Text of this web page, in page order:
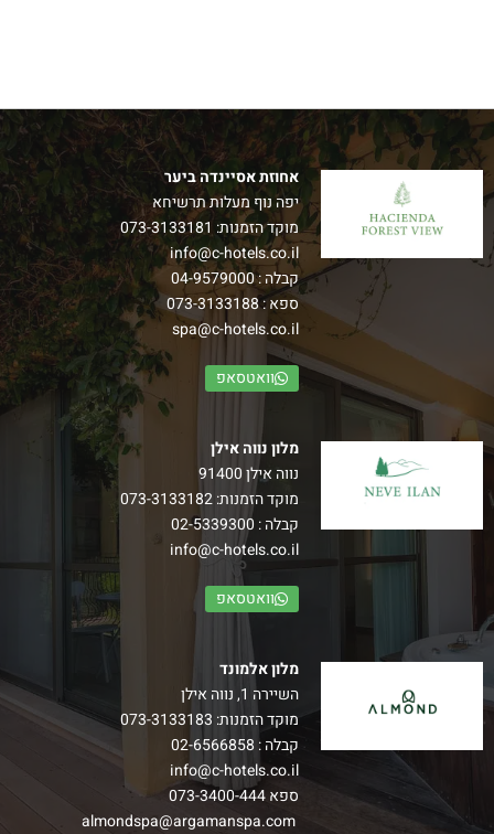
אחוזת אסיינדה ביער
יפה נוף מעלות תרשיחא
מוקד הזמנות: 073-3133181
info@c-hotels.co.il
קבלה :04-9579000
ספא :073-3133188
spa@c-hotels.co.il
וואטסאפ
מלון נווה אילן
נווה אילן 91400
מוקד הזמנות:073-3133182
קבלה : 02-5339300
info@c-hotels.co.il
וואטסאפ
מלון אלמונד
השיירה 1, נווה אילן
מוקד הזמנות: 073-3133183
קבלה : 02-6566858
info@c-hotels.co.il
ספא073-3400-444
almondspa@argamanspa.com